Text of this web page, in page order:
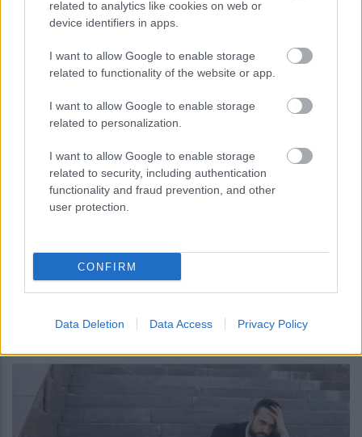
related to analytics like cookies on web or
device identifiers in apps.
I want to allow Google to enable storage
related to functionality of the website or app.
I want to allow Google to enable storage
related to personalization.
I want to allow Google to enable storage
related to security, including authentication
functionality and fraud prevention, and other
user protection.
CONFIRM
Data Deletion Data Access Privacy Policy
Ψεύτικα PDF και εφαρμογές
συνομιλίας μετατρέπουν υπολογιστές
και Android σε εργαλεία
κατασκοπείας
περισσότερα